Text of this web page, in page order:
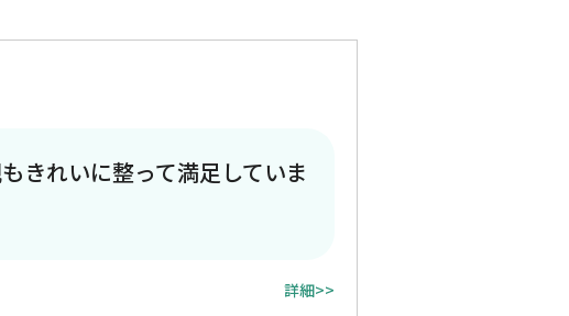
きれいに整って満足していま
詳細>>